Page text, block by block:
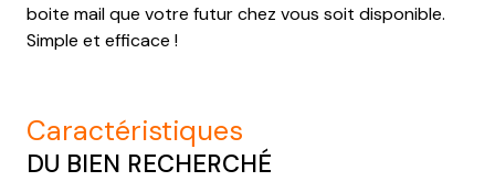
boite mail que votre futur chez vous soit disponible.
Simple et efficace !
caractéristiques
DU BIEN RECHERCHÉ